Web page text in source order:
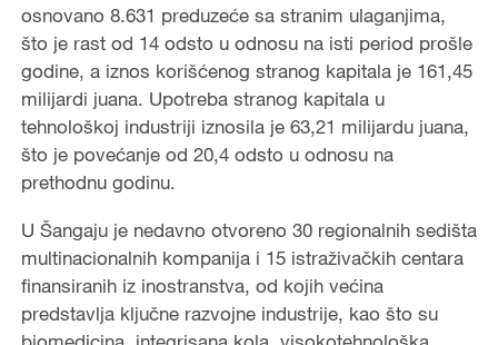
osnovano 8.631 preduzeće sa stranim ulaganjima,
što je rast od 14 odsto u odnosu na isti period prošle
godine, a iznos korišćenog stranog kapitala je 161,45
milijardi juana. Upotreba stranog kapitala u
tehnološkoj industriji iznosila je 63,21 milijardu juana,
što je povećanje od 20,4 odsto u odnosu na
prethodnu godinu.
U Šangaju je nedavno otvoreno 30 regionalnih sedišta
multinacionalnih kompanija i 15 istraživačkih centara
finansiranih iz inostranstva, od kojih većina
predstavlja ključne razvojne industrije, kao što su